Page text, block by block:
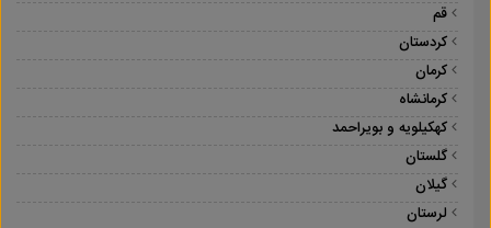
قم
کردستان
کرمان
کرمانشاه
کهکیلویه و بویراحمد
گلستان
گیلان
لرستان